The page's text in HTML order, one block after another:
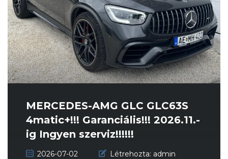
MERCEDES-AMG GLC GLC63S
4matic+!!! Garanciális!!! 2026.11.-
ig Ingyen szerviz!!!!!!
2026-07-02 Létrehozta: admin